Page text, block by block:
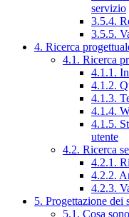
servizio
3.5.4.
3.5.5.
4. Ricerca
4.1. Ricerca
4.1.1.
4.1.2.
4.1.3.
4.1.4.
4.1.5.
utente
4.2. Ricerca
4.2.1.
4.2.2.
4.2.3.
5. Progettazione dei
5.1. Cosa